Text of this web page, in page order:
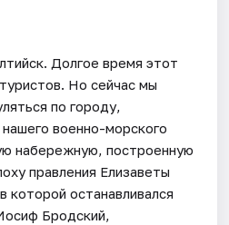
Долгое время этот
Но сейчас мы
по городу,
военно-морского
набережную, построенную
правления Елизаветы
которой останавливался
Бродский,